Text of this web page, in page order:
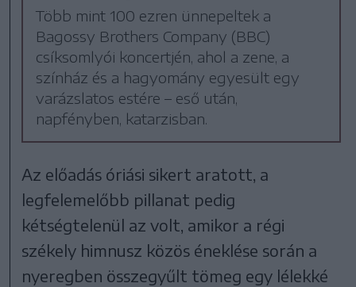
Több mint 100 ezren ünnepeltek a
Bagossy Brothers Company (BBC)
csíksomlyói koncertjén, ahol a zene, a
színház és a hagyomány egyesült egy
varázslatos estére – eső után,
napfényben, katarzisban.
Az előadás óriási sikert aratott, a
legfelemelőbb pillanat pedig
kétségtelenül az volt, amikor a régi
székely himnusz közös éneklése során a
nyeregben összegyűlt tömeg egy lélekké